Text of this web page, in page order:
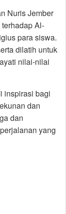
Nuris Jember
Al-
para siswa.
dilatih untuk
nilai-nilai
inspirasi bagi
dan
dan
yang